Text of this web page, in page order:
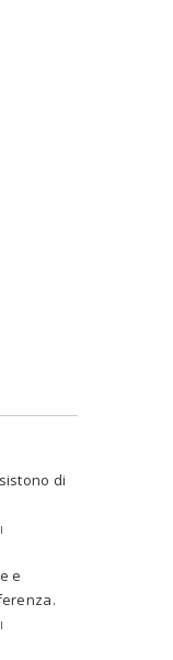
di
e